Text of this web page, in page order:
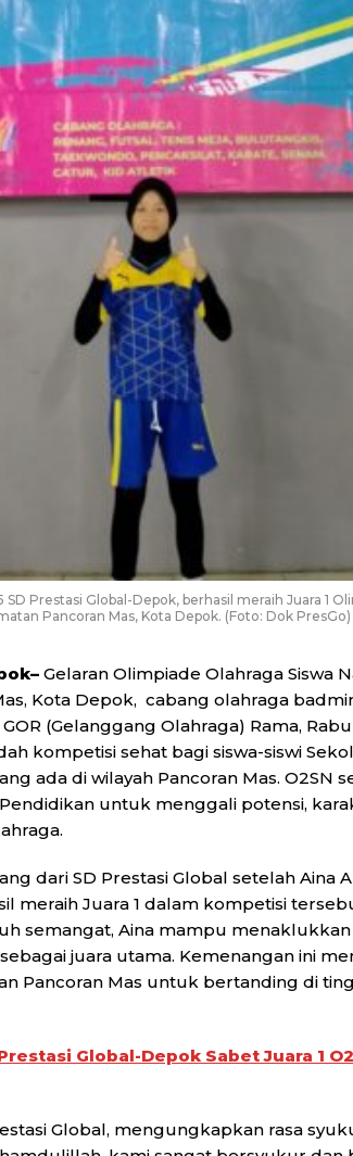
SD Prestasi Global-Depok, berhasil meraih Juara 1
Pancoran Mas, Kota Depok. (Foto: Dok PresGo)
Gelaran Olimpiade Olahraga Siswa
Kota Depok, cabang olahraga
(Gelanggang Olahraga) Rama,
kompetisi sehat bagi siswa-siswi
ada di wilayah Pancoran Mas. O2SN
untuk menggali potensi,
dari SD Prestasi Global setelah Aina
meraih Juara 1 dalam kompetisi
semangat, Aina mampu
juara utama. Kemenangan ini
Pancoran Mas untuk bertanding di
Global-Depok Sabet Juara 1
Global, mengungkapkan rasa